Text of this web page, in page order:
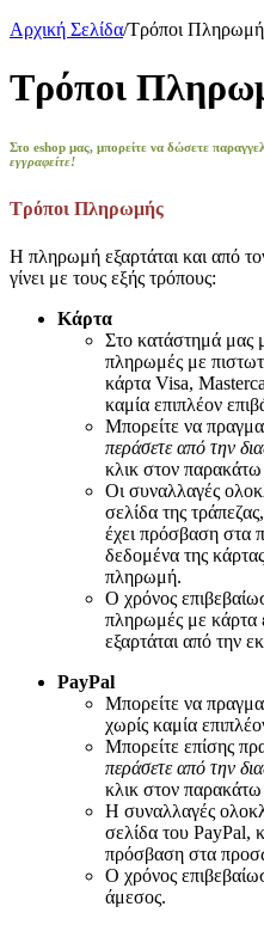
Αρχική Σελίδα/Τρόποι
Τρόποι
Στο eshop μας, μπορείτε να δώσετε
εγγραφείτε!
Τρόποι Πληρωμής
Η πληρωμή εξαρτάται και από
γίνει με τους εξής τρόπους:
Κάρτα
Στο κατάστημά μας
πληρωμές με
κάρτα Visa,
καμία επιπλέον
Μπορείτε να
περάσετε από την
κλικ στον παρακάτω
Οι συναλλαγές
σελίδα της
έχει πρόσβαση στα
δεδομένα της
πληρωμή.
Ο χρόνος
πληρωμές με κάρτα
εξαρτάται από την
PayPal
Μπορείτε να
χωρίς καμία
Μπορείτε επίσης
περάσετε από την
κλικ στον παρακάτω
Η συναλλαγές
σελίδα του PayPal,
πρόσβαση στα
Ο χρόνος
άμεσος.